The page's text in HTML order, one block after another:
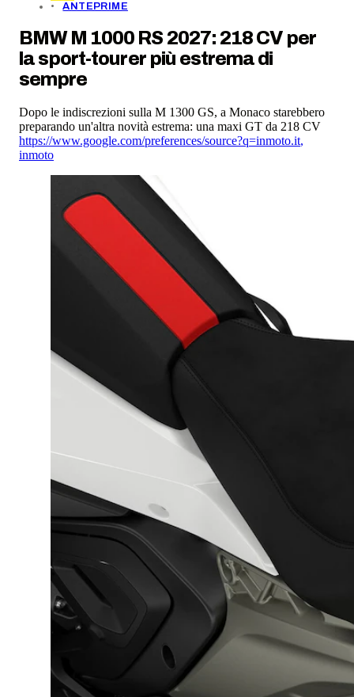
ANTEPRIME
BMW M 1000 RS 2027: 218 CV per
la sport-tourer più estrema di
sempre
Dopo le indiscrezioni sulla M 1300 GS, a Monaco starebbero
preparando un'altra novità estrema: una maxi GT da 218 CV
https://www.google.com/preferences/source?q=inmoto.it,
inmoto